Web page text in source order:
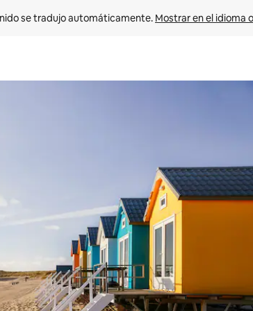
se tradujo automáticamente. Mostrar en el idioma
las teclas de las flechas hacia arriba y hacia abajo, o